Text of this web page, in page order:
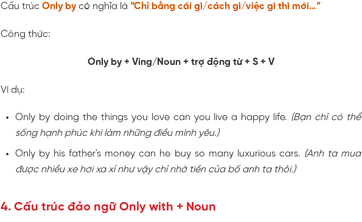
Cấu trúc Only bycó nghĩa là “Chỉ bằng cái gì/cách gì/việc gì thì mới…”
Công thức:
Only by + Ving/Noun + trợ động từ + S + V
Ví dụ:
Only by doing the things you love can you live a happy life. (Bạn chỉ có thể
sống hạnh phúc khi làm những điều mình yêu.)
Only by his father's money can he buy so many luxurious cars. (Anh ta mua
được nhiều xe hơi xa xỉ như vậy chỉ nhờ tiền của bố anh ta thôi.)
4. Cấu trúc đảo ngữ Only with + Noun